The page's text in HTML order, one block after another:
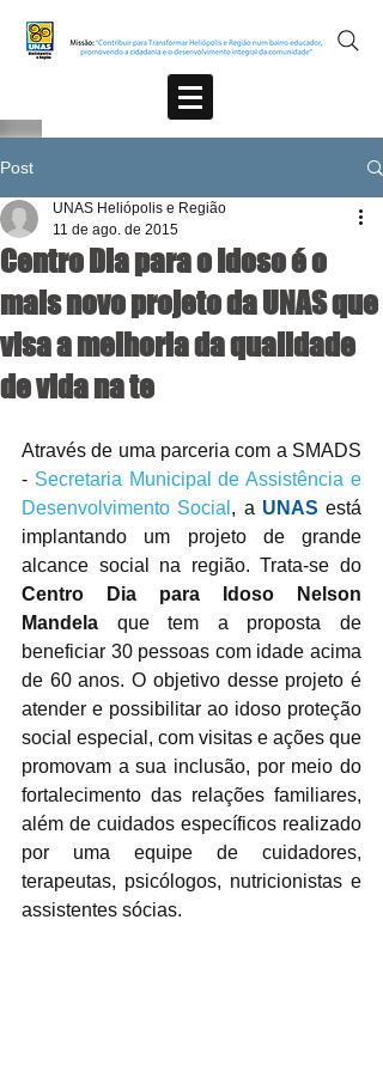
Post
Centro Dia para o Idoso é o
mais novo projeto da UNAS que
visa a melhoria da qualidade
de vida na te
UNAS Heliópolis e Região
11 de ago. de 2015
Através de uma parceria com a SMADS
- Secretaria Municipal de Assistência e
Desenvolvimento Social , a UNAS está
implantando um projeto de grande
Centro Dia para Idoso Nelson
Mandela que tem a proposta de
beneficiar 30 pessoas com idade acima
de 60 anos. O objetivo desse projeto é
atender e possibilitar ao idoso proteção
social especial, com visitas e ações que
promovam a sua inclusão, por meio do
fortalecimento das relações familiares,
além de cuidados específicos realizado
por uma equipe de cuidadores,
terapeutas, psicólogos, nutricionistas e
assistentes sócias.